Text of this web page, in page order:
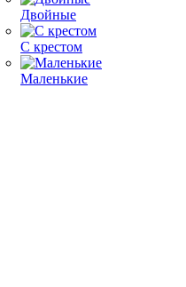
Двойные
С крестом
Маленькие